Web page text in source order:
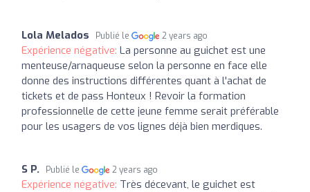
Lola Melados Publié le 2 years ago
Expérience négative: La personne au guichet est une
menteuse/arnaqueuse selon la personne en face elle
donne des instructions différentes quant à l'achat de
tickets et de pass Honteux ! Revoir la formation
professionnelle de cette jeune femme serait préférable
pour les usagers de vos lignes déjà bien merdiques.
S P. Publié le 2 years ago
Expérience négative: Très décevant, le guichet est